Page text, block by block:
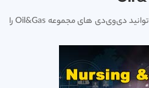
با کلیک بر روی این قسمت می توانید دی‌وی‌دی های مجموعه Oil&Gas را